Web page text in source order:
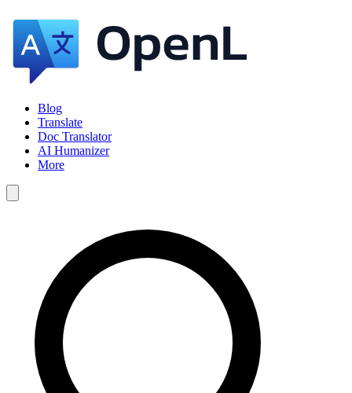
Blog
Translate
Doc Translator
AI Humanizer
More